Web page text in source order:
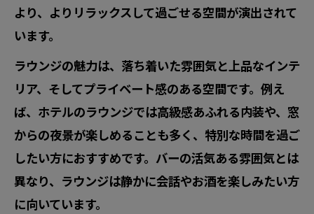
より、よりリラックスして過ごせる空間が演出されて
います。
ラウンジの魅力は、落ち着いた雰囲気と上品なインテ
リア、そしてプライベート感のある空間です。例え
ば、ホテルのラウンジでは高級感あふれる内装や、窓
からの夜景が楽しめることも多く、特別な時間を過ご
したい方におすすめです。バーの活気ある雰囲気とは
異なり、ラウンジは静かに会話やお酒を楽しみたい方
に向いています。